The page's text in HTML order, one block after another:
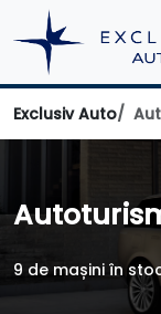
Exclusiv Auto
9 de mașini în